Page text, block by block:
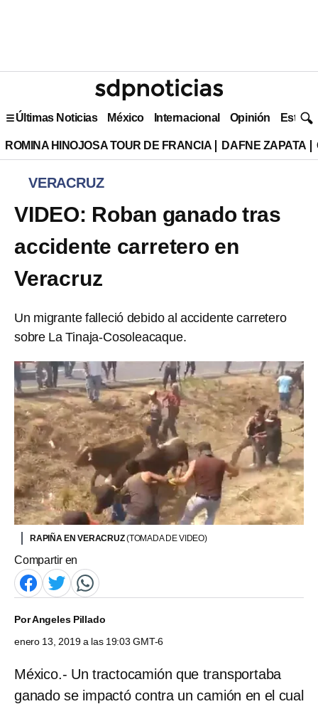
Últimas Noticias México Internacional Opinión Estilo
ROMINA HINOJOSA TOUR DE FRANCIA DAFNE ZAPATA
VERACRUZ
VIDEO: Roban ganado tras
accidente carretero en
Veracruz
Un migrante falleció debido al accidente carretero
sobre La Tinaja-Cosoleacaque.
RAPIÑA EN VERACRUZ(TOMADA DE VIDEO)
Compartir en
PorAngeles Pillado
enero 13, 2019 a las 19:03 GMT-6
México.- Un tractocamión que transportaba
ganado se impactó contra un camión en el cual